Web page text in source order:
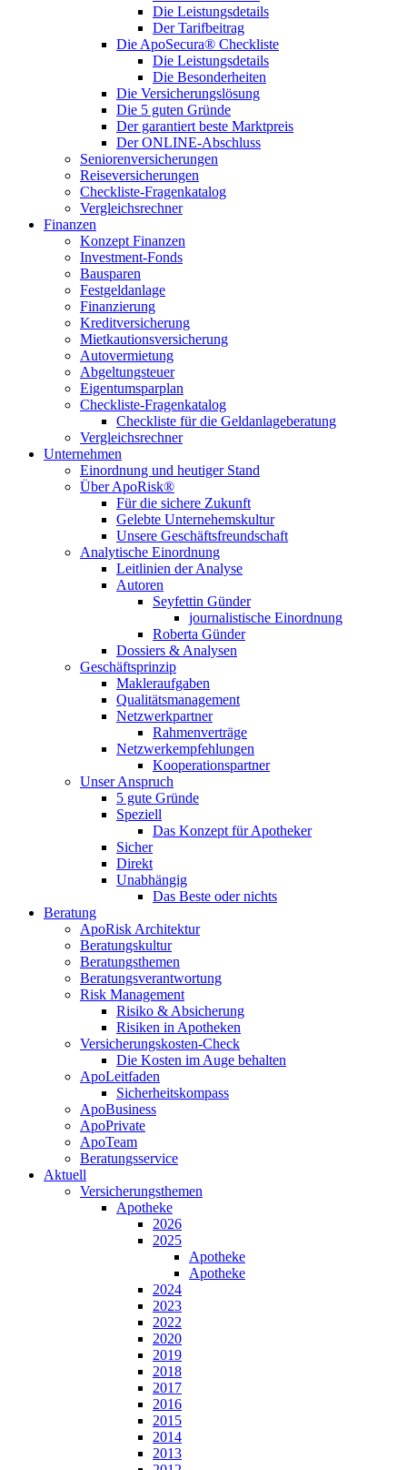
Die Leistungsdetails
Der Tarifbeitrag
Die ApoSecura® Checkliste
Die Leistungsdetails
Die Besonderheiten
Die Versicherungslösung
Die 5 guten Gründe
Der garantiert beste Marktpreis
Der ONLINE-Abschluss
Seniorenversicherungen
Reiseversicherungen
Checkliste-Fragenkatalog
Vergleichsrechner
Finanzen
Konzept Finanzen
Investment-Fonds
Bausparen
Festgeldanlage
Finanzierung
Kreditversicherung
Mietkautionsversicherung
Autovermietung
Abgeltungsteuer
Eigentumsparplan
Checkliste-Fragenkatalog
Checkliste für die Geldanlageberatung
Vergleichsrechner
Unternehmen
Einordnung und heutiger Stand
Über ApoRisk®
Für die sichere Zukunft
Gelebte Unternehemskultur
Unsere Geschäftsfreundschaft
Analytische Einordnung
Leitlinien der Analyse
Autoren
Seyfettin Günder
journalistische Einordnung
Roberta Günder
Dossiers & Analysen
Geschäftsprinzip
Makleraufgaben
Qualitätsmanagement
Netzwerkpartner
Rahmenverträge
Netzwerkempfehlungen
Kooperationspartner
Unser Anspruch
5 gute Gründe
Speziell
Das Konzept für Apotheker
Sicher
Direkt
Unabhängig
Das Beste oder nichts
Beratung
ApoRisk Architektur
Beratungskultur
Beratungsthemen
Beratungsverantwortung
Risk Management
Risiko & Absicherung
Risiken in Apotheken
Versicherungskosten-Check
Die Kosten im Auge behalten
ApoLeitfaden
Sicherheitskompass
ApoBusiness
ApoPrivate
ApoTeam
Beratungsservice
Aktuell
Versicherungsthemen
Apotheke
2026
2025
Apotheke
Apotheke
2024
2023
2022
2020
2019
2018
2017
2016
2015
2014
2013